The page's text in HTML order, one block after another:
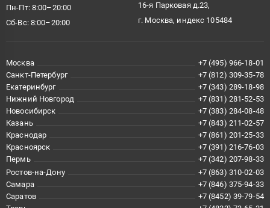
Пн-Пт: 8:00–20:00
Сб-Вс: 8:00–20:00
16-я Парковая д.23,
г. Москва, индекс 105484
Москва
+7 (495) 966-18-01
Санкт-Петербург
+7 (812) 309-35-78
Екатеринбург
+7 (343) 289-18-98
Нижний Новгород
+7 (831) 281-52-53
Новосибирск
+7 (383) 284-08-48
Казань
+7 (843) 211-02-57
Краснодар
+7 (861) 201-25-33
Красноярск
+7 (391) 216-76-03
Пермь
+7 (342) 207-98-33
Ростов-на-Дону
+7 (863) 310-02-03
Самара
+7 (846) 375-94-33
Саратов
+7 (8452) 39-79-54